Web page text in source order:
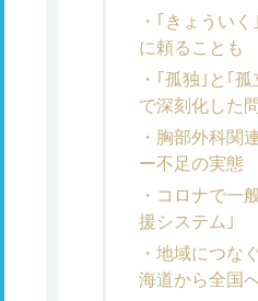
｢きょうい
に頼ることも
｢孤独｣と｢
で深刻化した
胸部外科関
ー不足の実態
コロナで一
援システム｣
地域につな
海道から全国